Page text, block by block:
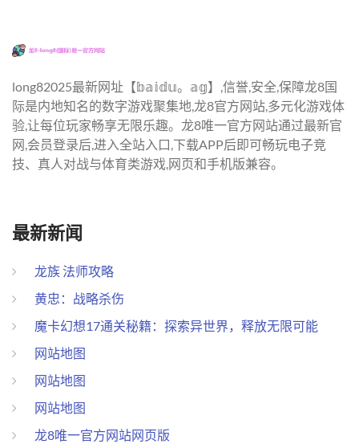
long82025最新网址【𝕓𝕒𝕚𝕕𝕦。𝕒𝕘】,信誉,安全,保障龙8国
际是内地知名的数字游戏聚集地,龙8官方网站,多元化游戏体
验,让每位玩家畅享无限乐趣。龙8唯一官方网站通过最新官
网,会员登录后,进入全站入口,下载APP后即可畅玩电子竞
技、真人对战与体育类游戏,网页和手机版兼容。
最新新闻
龙族 法师攻略
黄忠：战略杀伤
魔卡幻想17通关秘籍：探索异世界，释放无限可能
网站地图
网站地图
网站地图
龙8唯一官方网站网页版